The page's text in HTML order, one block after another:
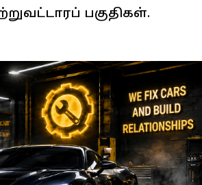
பகுதிகள்.